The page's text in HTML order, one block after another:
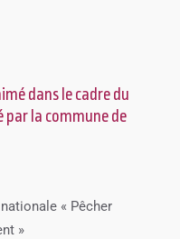
dans le cadre du
par la commune de
« Pêcher
»